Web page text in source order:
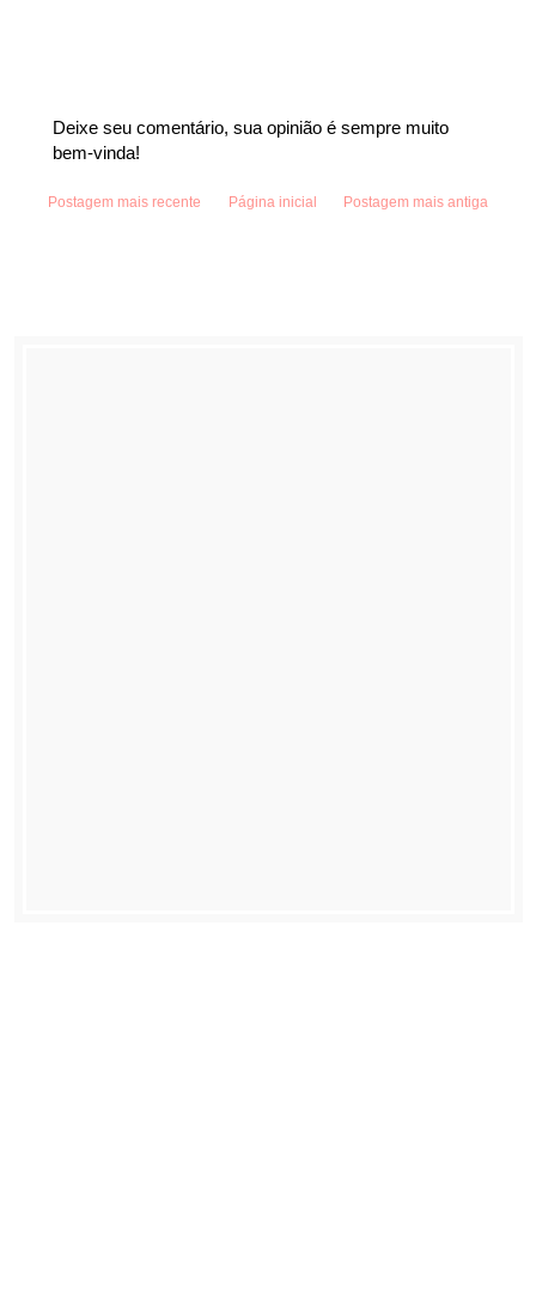
Deixe seu comentário, sua opinião é sempre muito
bem-vinda!
Postagem mais recente Postagem mais antiga
Página inicial